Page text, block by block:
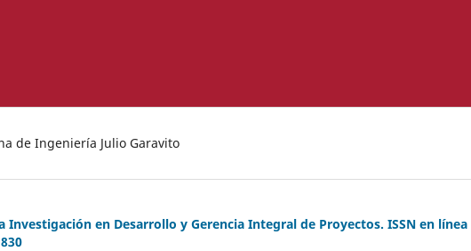
de Ingeniería Julio Garavito
Investigación en Desarrollo y Gerencia Integral de Proyectos. ISSN en línea